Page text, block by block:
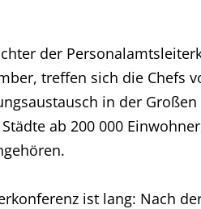
der
treffen sich die
in der
ab 200 000
ist lang: Nach